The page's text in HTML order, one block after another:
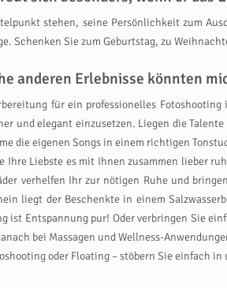
stehen, seine Persönlichkeit zum
Schenken Sie zum Geburtstag, zu
anderen Erlebnisse könnten
für ein professionelles Fotoshooting
und elegant einzusetzen. Liegen die
die eigenen Songs in einem richtigen
Ihre Liebste es mit Ihnen zusammen lieber
verhelfen Ihr zur nötigen Ruhe und
liegt der Beschenkte in einem
ist Entspannung pur! Oder verbringen Sie
bei Massagen und Wellness-
oder Floating – stöbern Sie einfach